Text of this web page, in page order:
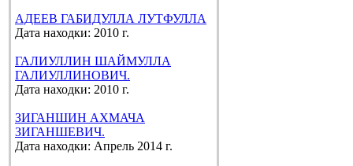
АДЕЕВ ГАБИДУЛЛА ЛУТФУЛЛА
Дата находки: 2010 г.
ГАЛИУЛЛИН ШАЙМУЛЛА
ГАЛИУЛЛИНОВИЧ.
Дата находки: 2010 г.
ЗИГАНШИН АХМАЧА
ЗИГАНШЕВИЧ.
Дата находки: Апрель 2014 г.